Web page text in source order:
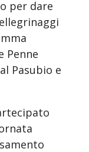
per dare
Penne
Pasubio e